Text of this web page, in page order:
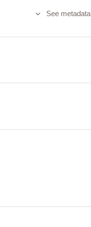
See metadata